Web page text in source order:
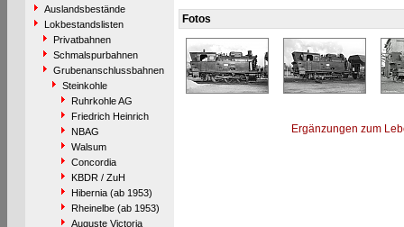
Auslandsbestände
Lokbestandslisten
Privatbahnen
Schmalspurbahnen
Grubenanschlussbahnen
Steinkohle
Ruhrkohle AG
Friedrich Heinrich
NBAG
Walsum
Concordia
KBDR / ZuH
Hibernia (ab 1953)
Rheinelbe (ab 1953)
Auguste Victoria
Fotos
Ergänzungen zum